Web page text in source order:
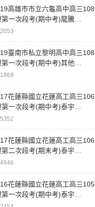
高雄市市立六龜高中高三108
一次段考(期中考)龍騰
臺南市私立黎明高中高三108
一次段考(期中考)其他
花蓮縣國立花蓮高工高三106
一次段考(期中考)泰宇
花蓮縣國立花蓮高工高三106
二次段考(期末考)泰宇
花蓮縣國立花蓮高工高三105
一次段考(期中考)泰宇